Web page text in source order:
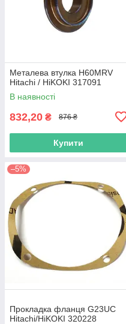
Металева втулка H60MRV
Hitachi / HiKOKI 317091
В наявності
832,20 ₴ 876 ₴
Купити
–5%
Прокладка фланця G23UC
Hitachi/HiKOKI 320228